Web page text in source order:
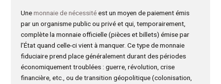
Unemonnaie de nécessitéest un moyen de paiement émis
par un organisme public ou privé et qui, temporairement,
complète la monnaie officielle (pièces et billets) émise par
l’État quand celle-ci vient à manquer. Ce type de monnaie
fiduciaire prend place généralement durant des périodes
économiquement troublées : guerre, révolution, crise
financière, etc., ou de transition géopolitique (colonisation,